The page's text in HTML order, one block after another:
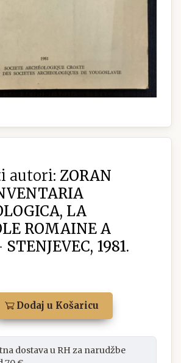
autori: ZORAN
LA
ROMAINE A
1981.
Dodaj u Košaricu
dostava u RH za narudžbe